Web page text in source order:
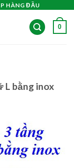
HÀNG ĐẦU
0
L bằng inox